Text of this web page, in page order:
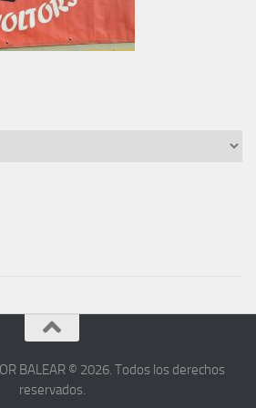
BALEAR © 2026. Todos los derechos
reservados.